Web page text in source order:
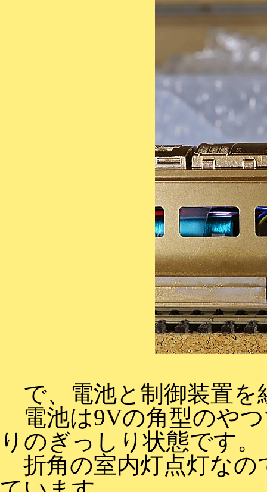
で、電池と制御装置を
電池は9Vの角型のや
りのぎっしり状態です。
折角の室内灯点灯なの